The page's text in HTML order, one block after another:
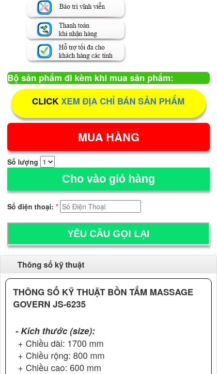
Bộ sản phẩm đi kèm khi mua sản phẩm:
CLICKXEM ĐỊA CHỈ BÁN SẢN PHẨM
Số lượng
Cho vào giỏ hàng
Số điện thoại: *
Thông số kỹ thuật
THÔNG SỐ KỸ THUẬT BỒN TẮM MASSAGE
GOVERN JS-6235
- Kích thước (size):
+ Chiều dài: 1700 mm
+ Chiều rộng: 800 mm
+ Chiều cao: 600 mm